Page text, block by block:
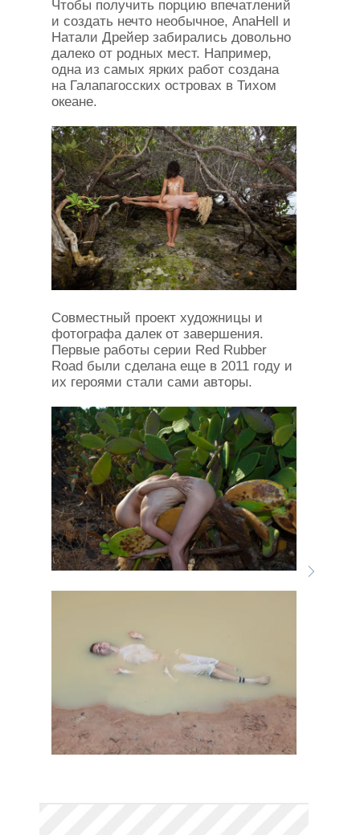
Чтобы получить порцию впечатлений
и создать нечто необычное, AnaHell и
Натали Дрейер забирались довольно
далеко от родных мест. Например,
одна из самых ярких работ создана
на Галапагосских островах в Тихом
океане.
Совместный проект художницы и
фотографа далек от завершения.
Первые работы серии Red Rubber
Road были сделана еще в 2011 году и
их героями стали сами авторы.